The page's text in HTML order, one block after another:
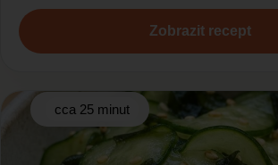
Zobrazit recept
cca 25 minut